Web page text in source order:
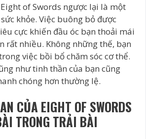
of Swords ngược lại là một
khỏe. Việc buông bỏ được
cực khiến đầu óc bạn thoải mái
rất nhiều. Không những thế, bạn
việc bồi bổ chăm sóc cơ thể.
như tinh thần của bạn cũng
chóng hơn thường lệ.
CỦA EIGHT OF SWORDS
TRONG TRẢI BÀI